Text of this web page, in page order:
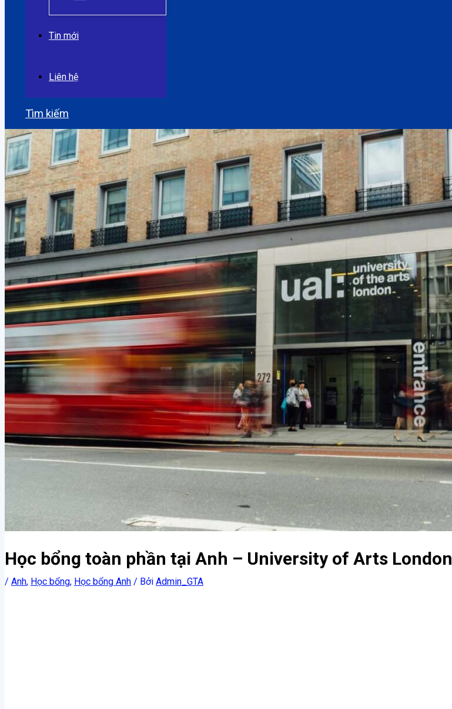
Tin mới
Liên hệ
Tìm kiếm
Học bổng toàn phần tại Anh – University of Arts London
/ Anh, Học bổng, Học bổng Anh / Bởi Admin_GTA